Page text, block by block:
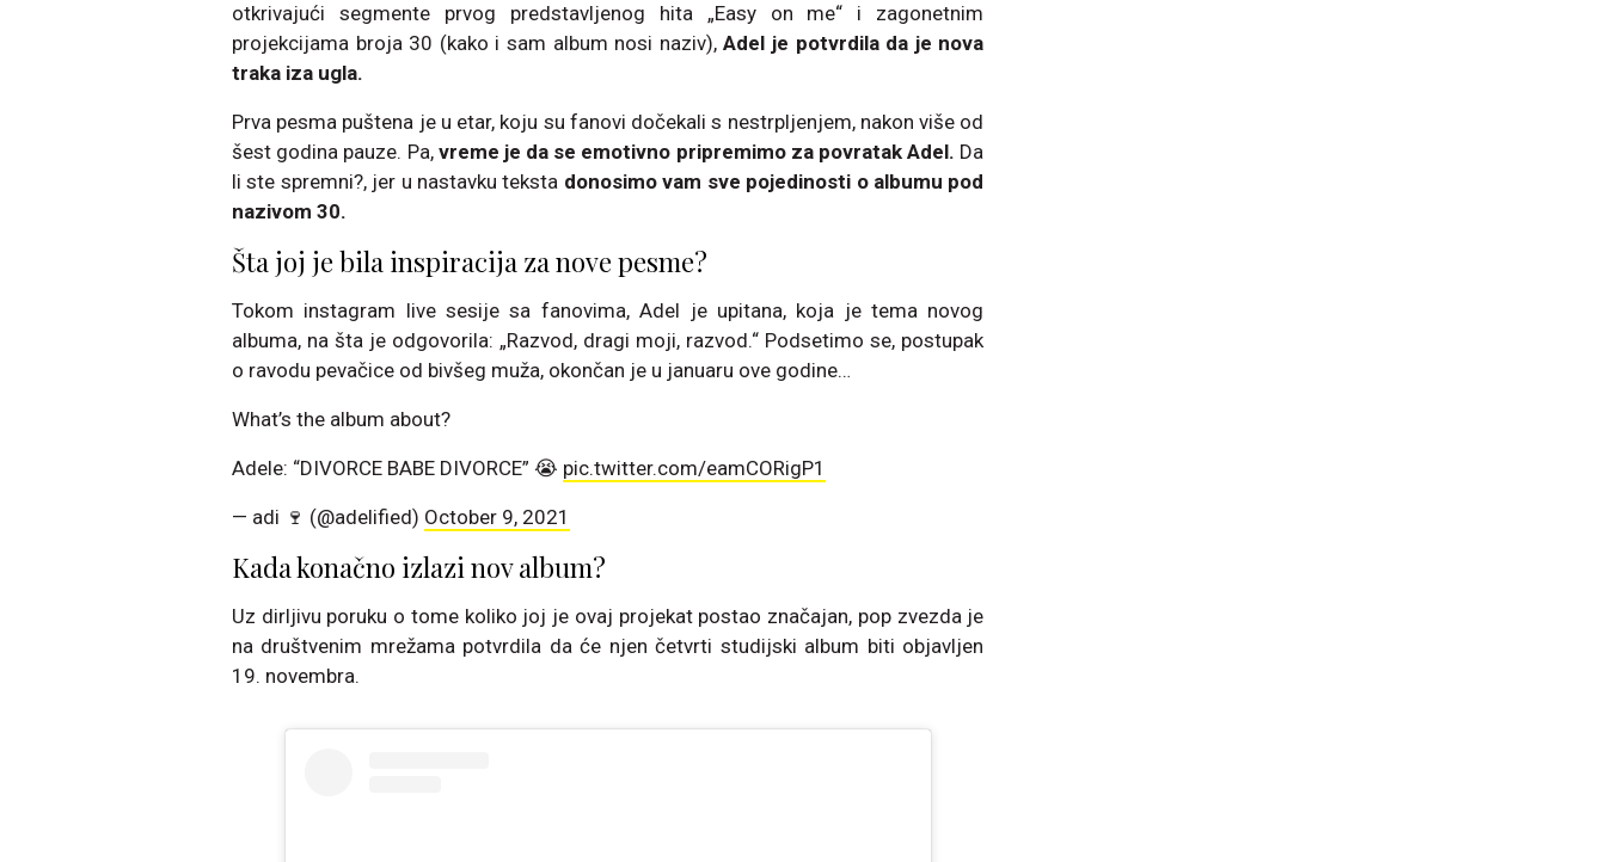
otkrivajući segmente prvog predstavljenog hita „Easy on me“ i zagonetnim
projekcijama broja 30 (kako i sam album nosi naziv),Adel je potvrdila da je nova
traka iza ugla.
Prva pesma puštena je u etar, koju su fanovi dočekali s nestrpljenjem, nakon više od
šest godina pauze. Pa, vreme je da se emotivno pripremimo za povratak Adel. Da
li ste spremni?, jer u nastavku teksta donosimo vam sve pojedinosti o albumu pod
nazivom 30.
Šta joj je bila inspiracija za nove pesme?
Tokom instagram live sesije sa fanovima, Adel je upitana, koja je tema novog
albuma, na šta je odgovorila: „Razvod, dragi moji, razvod.“ Podsetimo se, postupak
o ravodu pevačice od bivšeg muža, okončan je u januaru ove godine…
What’s the album about?
Adele: “DIVORCE BABE DIVORCE” 😭 pic.twitter.com/eamCORigP1
— adi 🍷 (@adelified) October 9, 2021
Kada konačno izlazi nov album?
Uz dirljivu poruku o tome koliko joj je ovaj projekat postao značajan, pop zvezda je
na društvenim mrežama potvrdila da će njen četvrti studijski album biti objavljen
19. novembra.